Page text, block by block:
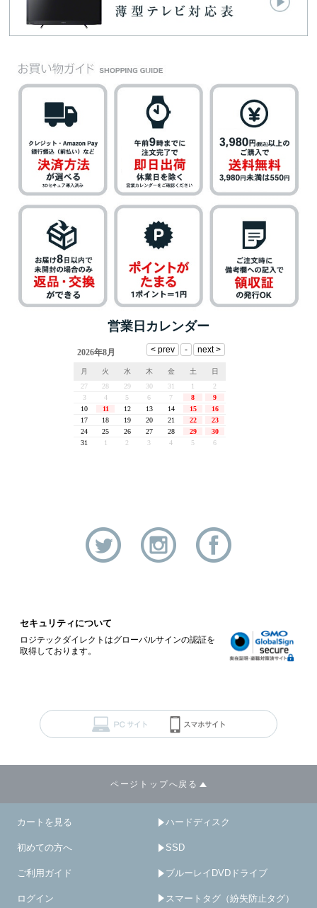
営業日カレンダー
セキュリティについて
ロジテックダイレクトはグローバルサインの認証を
取得しております。
ページトップへ戻る
カートを見る
初めての方へ
ご利用ガイド
ログイン
ハードディスク
SSD
ブルーレイDVDドライブ
スマートタグ（紛失防止タグ）